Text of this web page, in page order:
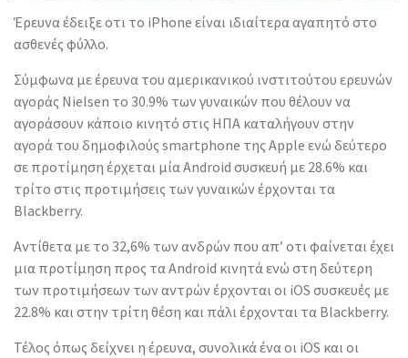
Έρευνα έδειξε οτι το iPhone είναι ιδιαίτερα αγαπητό στο
ασθενές φύλλο.
Σύμφωνα με έρευνα του αμερικανικού ινστιτούτου ερευνών
αγοράς Nielsen το 30.9% των γυναικών που θέλουν να
αγοράσουν κάποιο κινητό στις ΗΠΑ καταλήγουν στην
αγορά του δημοφιλούς smartphone της Apple ενώ δεύτερο
σε προτίμηση έρχεται μία Android συσκευή με 28.6% και
τρίτο στις προτιμήσεις των γυναικών έρχονται τα
Blackberry.
Αντίθετα με το 32,6% των ανδρών που απ’ οτι φαίνεται έχει
μια προτίμηση προς τα Android κινητά ενώ στη δεύτερη
των προτιμήσεων των αντρών έρχονται οι iOS συσκευές με
22.8% και στην τρίτη θέση και πάλι έρχονται τα Blackberry.
Τέλος όπως δείχνει η έρευνα, συνολικά ένα οι iOS και οι